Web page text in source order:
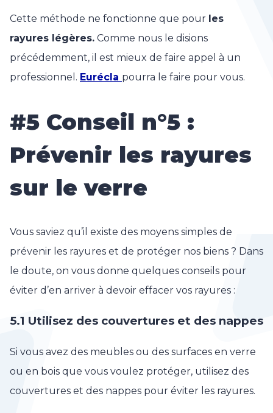
Cette méthode ne fonctionne que pour les
rayures légères. Comme nous le disions
précédemment, il est mieux de faire appel à un
professionnel. Eurécla pourra le faire pour vous.
#5 Conseil n°5 :
Prévenir les rayures
sur le verre
Vous saviez qu’il existe des moyens simples de
prévenir les rayures et de protéger nos biens ? Dans
le doute, on vous donne quelques conseils pour
éviter d’en arriver à devoir effacer vos rayures :
5.1 Utilisez des couvertures et des nappes
Si vous avez des meubles ou des surfaces en verre
ou en bois que vous voulez protéger, utilisez des
couvertures et des nappes pour éviter les rayures.